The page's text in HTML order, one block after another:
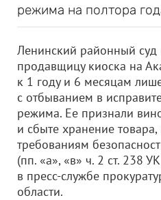
режима на полтора
Ленинский районный
продавщицу киоска на
к 1 году и 6 месяцам
с отбыванием в
режима. Ее признали
и сбыте хранение
требованиям
(пп. «а», «в» ч. 2 ст. 238
в пресс-службе
области.